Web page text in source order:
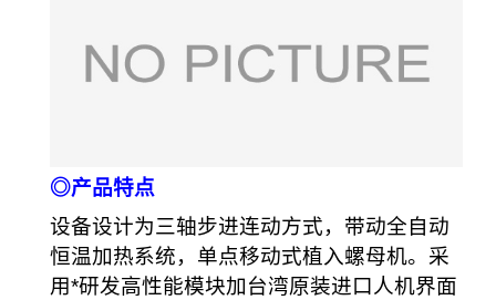
◎产品特点
设备设计为三轴步进连动方式，带动全自动
恒温加热系统，单点移动式植入螺母机。采
用*研发高性能模块加台湾原装进口人机界面